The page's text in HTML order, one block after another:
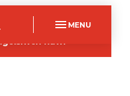
MENU